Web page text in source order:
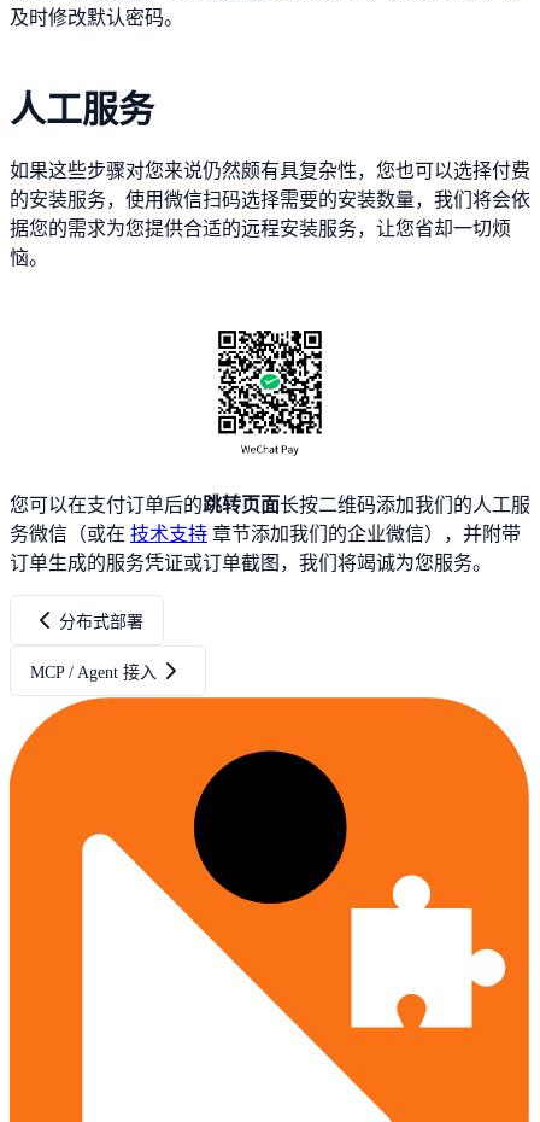
及时修改默认密码。
人工服务
如果这些步骤对您来说仍然颇有具复杂性，您也可以选择付费
的安装服务，使用微信扫码选择需要的安装数量，我们将会依
据您的需求为您提供合适的远程安装服务，让您省却一切烦
恼。
您可以在支付订单后的跳转页面长按二维码添加我们的人工服
务微信（或在 技术支持 章节添加我们的企业微信），并附带
订单生成的服务凭证或订单截图，我们将竭诚为您服务。
分布式部署
MCP / Agent 接入